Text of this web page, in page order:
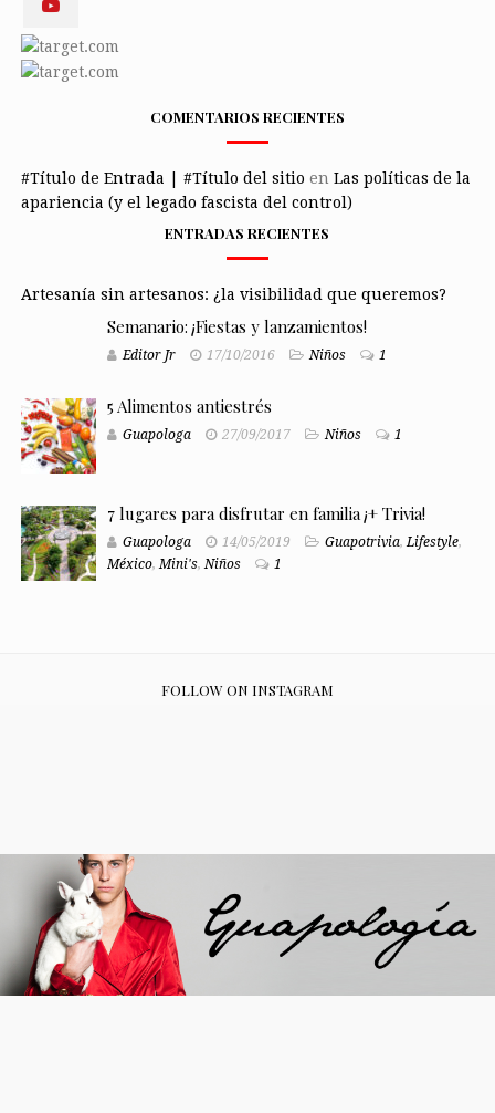
COMENTARIOS RECIENTES
#Título de Entrada | #Título del sitio en Las políticas de la
apariencia (y el legado fascista del control)
ENTRADAS RECIENTES
Artesanía sin artesanos: ¿la visibilidad que queremos?
Semanario: ¡Fiestas y lanzamientos!
Editor Jr 17/10/2016 Niños 1
5 Alimentos antiestrés
Guapologa 27/09/2017 Niños 1
7 lugares para disfrutar en familia ¡+ Trivia!
Guapologa 14/05/2019 Guapotrivia,Lifestyle,
México,Mini's,Niños 1
FOLLOW ON INSTAGRAM